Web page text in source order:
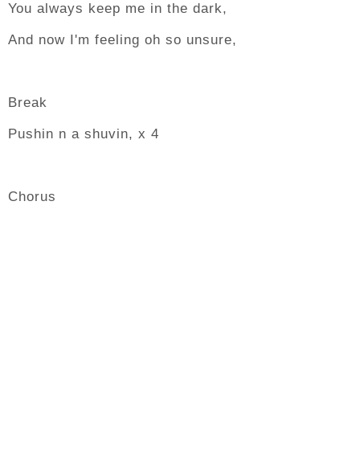
You always keep me in the dark,
And now I'm feeling oh so unsure,
Break
Pushin n a shuvin, x 4
Chorus